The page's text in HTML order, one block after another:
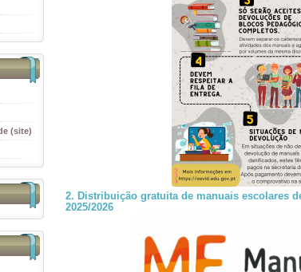
(site)
2. Distribuição gratuita de manuais escolares
2025/2026